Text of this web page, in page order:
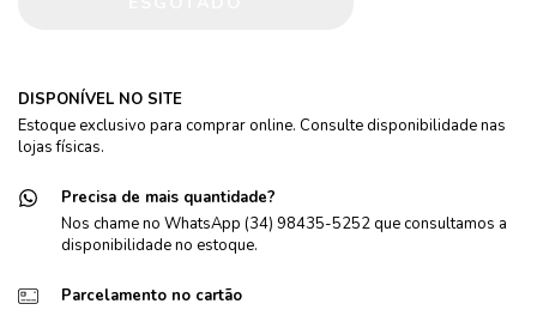
DISPONÍVEL NO SITE
Estoque exclusivo para comprar online. Consulte disponibilidade nas
lojas físicas.
Precisa de mais quantidade?
Nos chame no WhatsApp (34) 98435-5252 que consultamos a
disponibilidade no estoque.
Parcelamento no cartão